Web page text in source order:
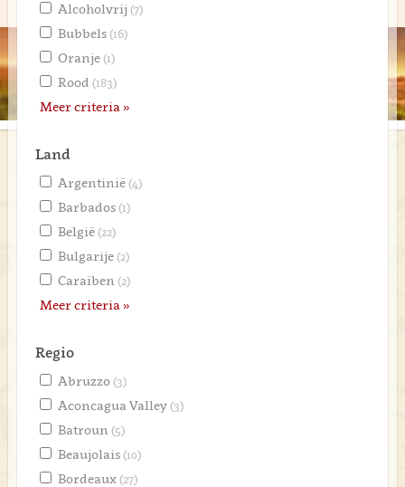
Alcoholvrij (7)
Bubbels(16)
Oranje(1)
Rood (183)
Meer criteria »
Land
Argentinië(4)
Barbados(1)
België(22)
Bulgarije(2)
Caraïben (2)
Meer criteria »
Regio
Abruzzo(3)
Aconcagua Valley(3)
Batroun (5)
Beaujolais(10)
Bordeaux(27)